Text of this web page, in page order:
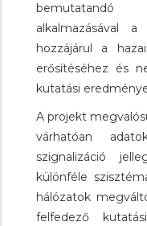
bemutatandó
alkalmazásával
hozzájárul a
erősítéséhez és
kutatási
A projekt
várhatóan
szignalizáció
különféle
hálózatok
felfedező